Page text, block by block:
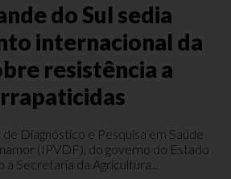
do Sul sedia
internacional da
resistência a
Diagnóstico e Pesquisa em Saúde
(IPVDF), do governo do Estado
à Secretaria da Agricultura...